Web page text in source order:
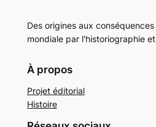
Des origines aux
mondiale par l'historiographie
À propos
Projet éditorial
Histoire